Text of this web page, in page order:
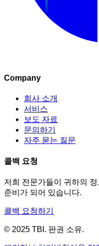
Company
회사 소개
서비스
보도 자료
문의하기
자주 묻는 질문
콜백 요청
저희 전문가들이 귀하의
준비가 되어 있습니다.
콜백 요청하기
© 2025 TBI. 판권 소유.